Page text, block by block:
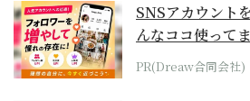
SNSアカウント
んなココ使ってま
PR(Dreaw合同会社)